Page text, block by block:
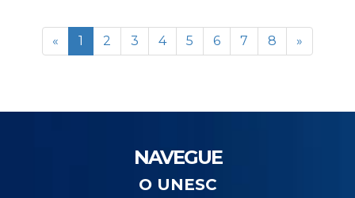
« 1 2 3 4 5 6 7 8 »
NAVEGUE
O UNESC